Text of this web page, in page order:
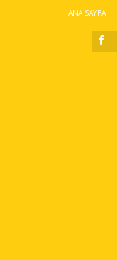
ANA SAYFA